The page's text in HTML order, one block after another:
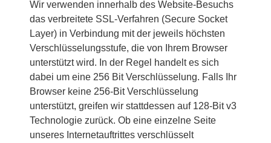
Wir verwenden innerhalb des Website-Besuchs
das verbreitete SSL-Verfahren (Secure Socket
Layer) in Verbindung mit der jeweils höchsten
Verschlüsselungsstufe, die von Ihrem Browser
unterstützt wird. In der Regel handelt es sich
dabei um eine 256 Bit Verschlüsselung. Falls Ihr
Browser keine 256-Bit Verschlüsselung
unterstützt, greifen wir stattdessen auf 128-Bit v3
Technologie zurück. Ob eine einzelne Seite
unseres Internetauftrittes verschlüsselt